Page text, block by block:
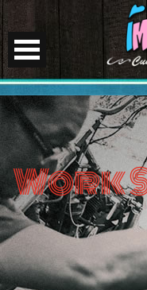
Work